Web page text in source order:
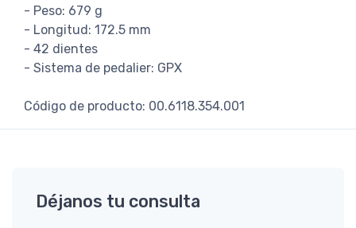
- Peso: 679 g
- Longitud: 172.5 mm
- 42 dientes
- Sistema de pedalier: GPX
Código de producto: 00.6118.354.001
Déjanos tu consulta